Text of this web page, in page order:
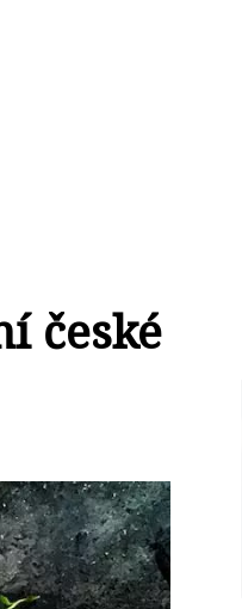
české